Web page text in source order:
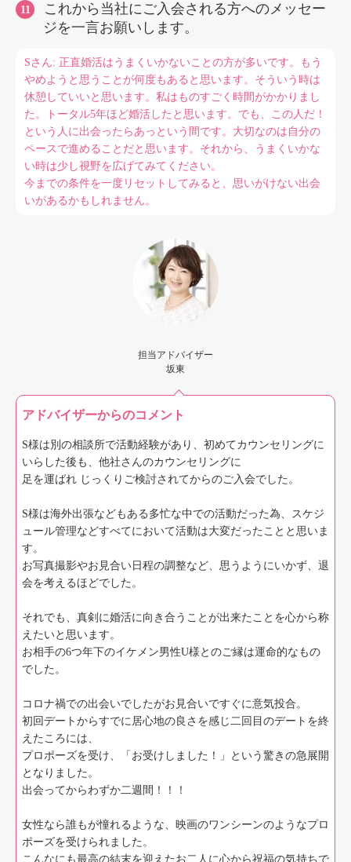
これから当社にご入会される方へのメッセー
ジを一言お願いします。
Sさん: 正直婚活はうまくいかないことの方が多いです。もう
やめようと思うことが何度もあると思います。そういう時は
休憩していいと思います。私はものすごく時間がかかりまし
た。トータル5年ほど婚活したと思います。でも、この人だ！
という人に出会ったらあっという間です。大切なのは自分の
ペースで進めることだと思います。それから、うまくいかな
い時は少し視野を広げてみてください。
今までの条件を一度リセットしてみると、思いがけない出会
いがあるかもしれません。
担当アドバイザー
坂東
アドバイザーからのコメント
S様は別の相談所で活動経験があり、初めてカウンセリングに
いらした後も、他社さんのカウンセリングに
足を運ばれ じっくりご検討されてからのご入会でした。
S様は海外出張などもある多忙な中での活動だった為、スケジ
ュール管理などすべてにおいて活動は大変だったことと思いま
す。
お写真撮影やお見合い日程の調整など、思うようにいかず、退
会を考えるほどでした。
それでも、真剣に婚活に向き合うことが出来たことを心から称
えたいと思います。
お相手の6つ年下のイケメン男性U様とのご縁は運命的なもの
でした。
コロナ禍での出会いでしたがお見合いですぐに意気投合。
初回デートからすでに居心地の良さを感じ二回目のデートを終
えたころには、
プロポーズを受け、「お受けしました！」という驚きの急展開
となりました。
出会ってからわずか二週間！！！
女性なら誰もが憧れるような、映画のワンシーンのようなプロ
ポーズを受けられました。
こんなにも最高の結末を迎えたお二人に心から祝福の気持ちで